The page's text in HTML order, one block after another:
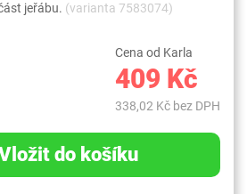
jeřábu. (varianta 7583074)
Cena od Karla
409 Kč
338,02 Kč bez DPH
do košíku